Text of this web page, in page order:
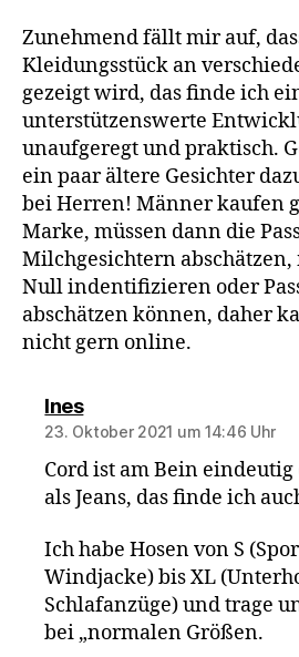
Zunehmend fällt mir auf,
Kleidungsstück an
gezeigt wird, das finde ich
unterstützenswerte
unaufgeregt und praktisch.
ein paar ältere Gesichter
bei Herren! Männer kaufen
Marke, müssen dann die
Milchgesichtern
Null indentifizieren oder
abschätzen können, daher
nicht gern online.
Inessagt:
23. Oktober 2021 um 14:46 Uhr
Cord ist am Bein
als Jeans, das finde ich
Ich habe Hosen von S
Windjacke) bis XL
Schlafanzüge) und trage
bei „normalen Größen.